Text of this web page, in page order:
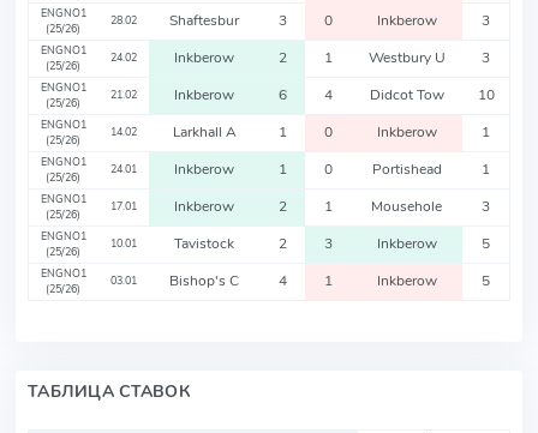
ENGNO1
(25/26)
28.02 Shaftesbur 3 0 Inkberow 3
ENGNO1
(25/26)
24.02 Inkberow 2 1 Westbury U 3
ENGNO1
(25/26)
21.02 Inkberow 6 4 Didcot Tow 10
ENGNO1
(25/26)
14.02 Larkhall A 1 0 Inkberow 1
ENGNO1
(25/26)
24.01 Inkberow 1 0 Portishead 1
ENGNO1
(25/26)
17.01 Inkberow 2 1 Mousehole 3
ENGNO1
(25/26)
10.01 Tavistock 2 3 Inkberow 5
ENGNO1
(25/26)
03.01 Bishop's C 4 1 Inkberow 5
ТАБЛИЦА СТАВОК